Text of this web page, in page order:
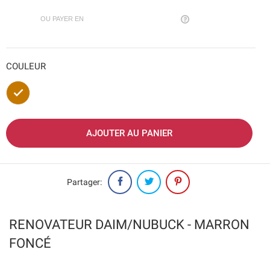
RENOVATEUR DAIM/NUBUCK - MARRON
FONCÉ
OU PAYER EN
COULEUR
Marron
AJOUTER AU PANIER
Partager: